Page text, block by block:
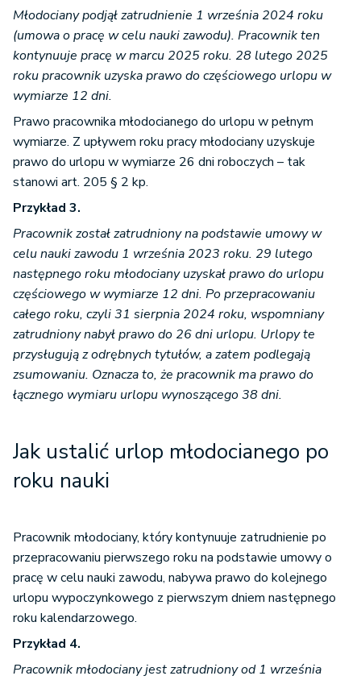
Młodociany podjął zatrudnienie 1 września 2024 roku
(umowa o pracę w celu nauki zawodu). Pracownik ten
kontynuuje pracę w marcu 2025 roku. 28 lutego 2025
roku pracownik uzyska prawo do częściowego urlopu w
wymiarze 12 dni.
Prawo pracownika młodocianego do urlopu w pełnym
wymiarze. Z upływem roku pracy młodociany uzyskuje
prawo do urlopu w wymiarze 26 dni roboczych – tak
stanowi art. 205 § 2 kp.
Przykład 3.
Pracownik został zatrudniony na podstawie umowy w
celu nauki zawodu 1 września 2023 roku. 29 lutego
następnego roku młodociany uzyskał prawo do urlopu
częściowego w wymiarze 12 dni. Po przepracowaniu
całego roku, czyli 31 sierpnia 2024 roku, wspomniany
zatrudniony nabył prawo do 26 dni urlopu. Urlopy te
przysługują z odrębnych tytułów, a zatem podlegają
zsumowaniu. Oznacza to, że pracownik ma prawo do
łącznego wymiaru urlopu wynoszącego 38 dni.
Jak ustalić urlop młodocianego po
roku nauki
Pracownik młodociany, który kontynuuje zatrudnienie po
przepracowaniu pierwszego roku na podstawie umowy o
pracę w celu nauki zawodu, nabywa prawo do kolejnego
urlopu wypoczynkowego z pierwszym dniem następnego
roku kalendarzowego.
Przykład 4.
Pracownik młodociany jest zatrudniony od 1 września